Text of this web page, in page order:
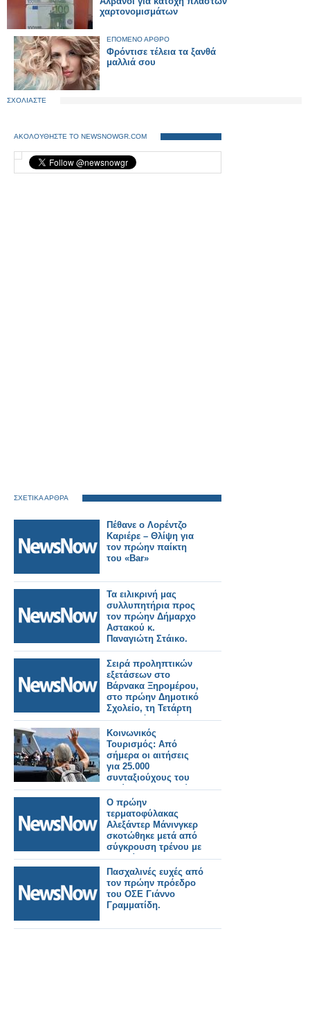
χαρτονομισμάτων
ΕΠΟΜΕΝΟ ΑΡΘΡΟ
Φρόντισε τέλεια τα ξανθά
μαλλιά σου
ΣΧΟΛΙΑΣΤΕ
ΑΚΟΛΟΥΘΗΣΤΕ ΤΟ NEWSNOWGR.COM
ΣΧΕΤΙΚΑ ΑΡΘΡΑ
Πέθανε ο Λορέντζο
Καριέρε – Θλίψη για
τον πρώην παίκτη
του «Bar»
Τα ειλικρινή μας
συλλυπητήρια προς
τον πρώην Δήμαρχο
Αστακού κ.
Παναγιώτη Στάικο.
Σειρά προληπτικών
εξετάσεων στο
Βάρνακα Ξηρομέρου,
στο πρώην Δημοτικό
Σχολείο, τη Τετάρτη
13/5, από 09:30 έως
14:00.
Κοινωνικός
Τουρισμός: Aπό
σήμερα οι αιτήσεις
για 25.000
συνταξιούχους του
πρώην ΟΑΕΕ – Πώς
γίνεται η διαδικασί
Ο πρώην
τερματοφύλακας
Αλεξάντερ Μάνινγκερ
σκοτώθηκε μετά από
σύγκρουση τρένου με
αυτοκίνητο.
Πασχαλινές ευχές από
τον πρώην πρόεδρο
του ΟΣΕ Γιάννο
Γραμματίδη.